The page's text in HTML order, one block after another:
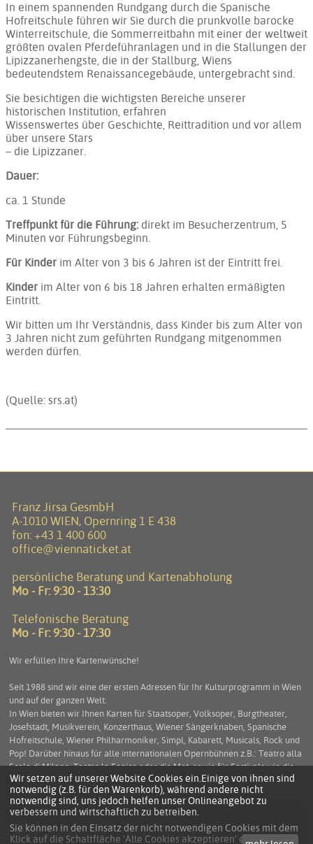
In einem spannenden Rundgang durch die Spanische
Hofreitschule führen wir Sie durch die prunkvolle barocke
Winterreitschule, die Sommerreitbahn mit einer der weltweit
größten ovalen Pferdeführanlagen und in die Stallungen der
Lipizzanerhengste, die in der Stallburg, Wiens
bedeutendstem Renaissancegebäude, untergebracht sind.
Sie besichtigen die wichtigsten Bereiche unserer
historischen Institution, erfahren
Wissenswertes über Geschichte, Reittradition und vor allem
über unsere Stars
– die Lipizzaner.
Dauer:
ca. 1 Stunde
Treffpunkt für die Führung: direkt im Besucherzentrum, 5
Minuten vor Führungsbeginn.
Für Kinder im Alter von 3 bis 6 Jahren ist der Eintritt frei.
Kinder im Alter von 6 bis 18 Jahren erhalten ermäßigten
Eintritt.
Wir bitten um Ihr Verständnis, dass Kinder bis zum Alter von
3 Jahren nicht zum geführten Rundgang mitgenommen
werden dürfen.
(Quelle: srs.at)
Franz Jirsa GesmbH
A-1010 WIEN, Opernring 1 E 438
fon: +43 1 400 600
office@viennaticket.at
persönliche Beratung und Kartenabholung
Mo - Fr: 9:30 - 13:30
Telefonische Beratung
Mo - Fr: 9:30 - 17:30
Wir erfüllen Ihre Kartenwünsche!
Seit 1988 sind wir eine der ersten Adressen für Ihr Kulturprogramm in Wien
und auf der ganzen Welt.
In Wien bieten wir Ihnen Karten für Staatsoper, Volksoper, Burgtheater,
Josefstadt, Musikverein, Konzerthaus, Wiener Sängerknaben, Spanische
Hofreitschule, Wiener Philharmoniker, Simpl, Kabarett, Musicals, Rock und
Pop! Darüber hinaus für alle internationalen Opernbühnen z.B.: Teatro alla
Scala di Milano, Teatro la Fenice oder die Met, sowie für Festivals wie die
Salzburger Festspiele, die Arena di Verona und viele mehr. Service und
Beratung stehen an erster Stelle um Ihnen einen unbeschwerten
Kulturgenuss zu ermöglichen.
Wir setzen auf unserer Website Cookies ein.Einige von ihnen sind
notwendig (z.B. für den Warenkorb), während andere nicht
notwendig sind, uns jedoch helfen unser Onlineangebot zu
verbessern und wirtschaftlich zu betreiben.
Sie können in den Einsatz der nicht notwendigen Cookies mit dem
Klick auf die Schaltfläche 'Alle Cookies akzeptieren' einwilligen